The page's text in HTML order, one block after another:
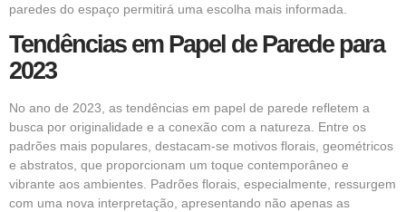
paredes do espaço permitirá uma escolha mais informada.
Tendências em Papel de Parede para
2023
No ano de 2023, as tendências em papel de parede refletem a
busca por originalidade e a conexão com a natureza. Entre os
padrões mais populares, destacam-se motivos florais, geométricos
e abstratos, que proporcionam um toque contemporâneo e
vibrante aos ambientes. Padrões florais, especialmente, ressurgem
com uma nova interpretação, apresentando não apenas as